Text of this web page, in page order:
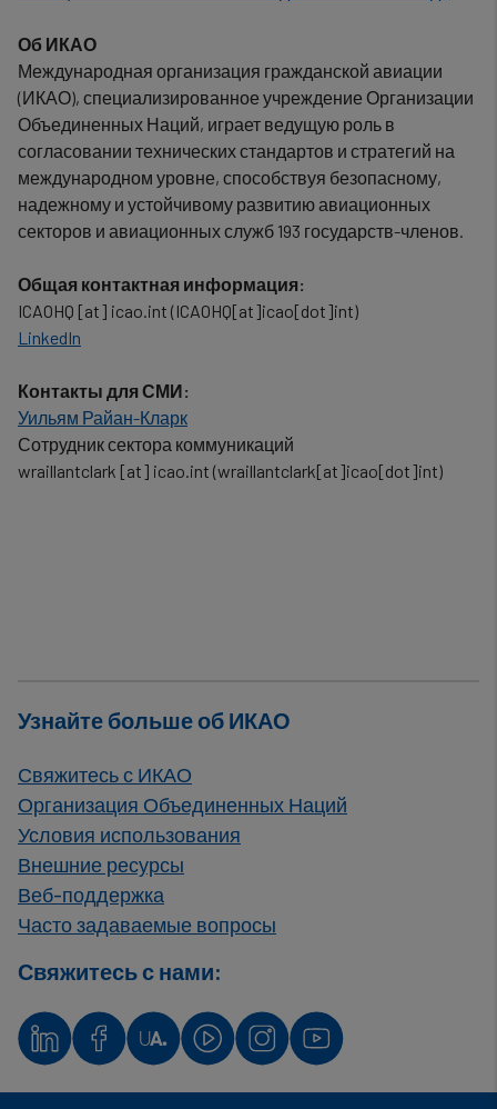
Об ИКАО
Международная организация гражданской авиации
(ИКАО), специализированное учреждение Организации
Объединенных Наций, играет ведущую роль в
согласовании технических стандартов и стратегий на
международном уровне, способствуя безопасному,
надежному и устойчивому развитию авиационных
секторов и авиационных служб 193 государств-членов.
Общая контактная информация:
ICAOHQ [at] icao.int (ICAOHQ[at]icao[dot]int)
LinkedIn
Контакты для СМИ:
Уильям Райан-Кларк
Сотрудник сектора коммуникаций
wraillantclark [at] icao.int (wraillantclark[at]icao[dot]int)
Узнайте больше об ИКАО
Свяжитесь с ИКАО
Организация Объединенных Наций
Условия использования
Внешние ресурсы
Веб-поддержка
Часто задаваемые вопросы
Свяжитесь с нами: